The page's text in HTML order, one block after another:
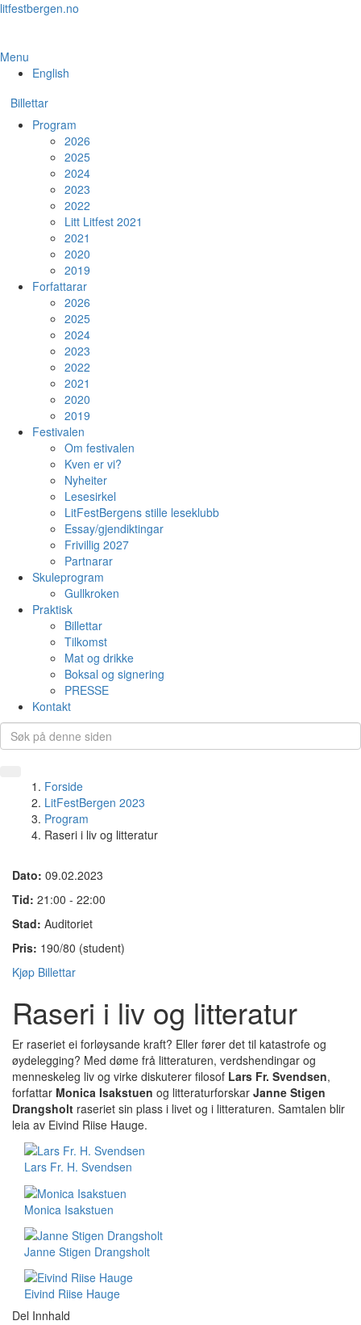
Skip
content
litfestbergen.no
Menu
English
Billettar
Program
2026
2025
2024
2023
2022
Litt Litfest 2021
2021
2020
2019
Forfattarar
2026
2025
2024
2023
2022
2021
2020
2019
Festivalen
Om festivalen
Kven er vi?
Nyheiter
Lesesirkel
LitFestBergens stille leseklubb
Essay/gjendiktingar
Frivillig 2027
Partnarar
Skuleprogram
Gullkroken
Praktisk
Billettar
Tilkomst
Mat og drikke
Boksal og signering
PRESSE
Kontakt
Forside
LitFestBergen 2023
Program
Raseri i liv og litteratur
Dato: 09.02.2023
Tid: 21:00 - 22:00
Stad: Auditoriet
Pris: 190/80 (student)
Kjøp Billettar
Raseri i liv og litteratur
Er raseriet ei forløysande kraft? Eller fører det til katastrofe og
øydelegging? Med døme frå litteraturen, verdshendingar og
menneskeleg liv og virke diskuterer filosof Lars Fr. Svendsen,
forfattar Monica Isakstuen og litteraturforskar Janne Stigen
Drangsholt raseriet sin plass i livet og i litteraturen. Samtalen blir
leia av Eivind Riise Hauge.
Lars Fr. H. Svendsen
Monica Isakstuen
Janne Stigen Drangsholt
Eivind Riise Hauge
Del Innhald